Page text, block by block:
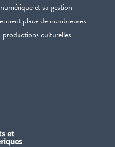
et sa gestion
place de nombreuses
productions culturelles